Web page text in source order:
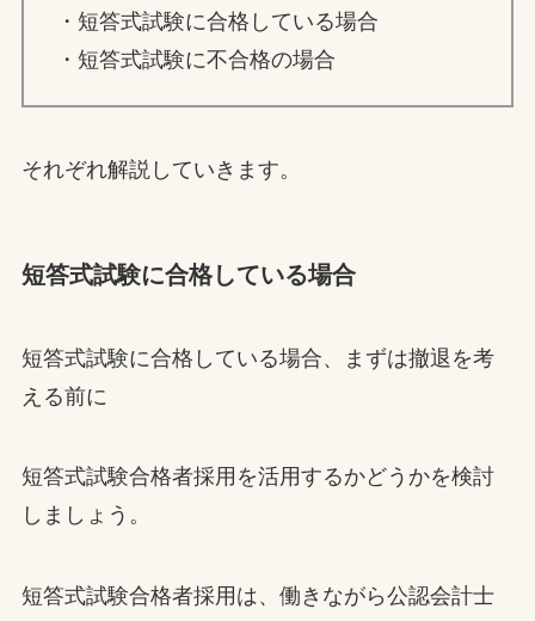
・短答式試験に合格している場合
・短答式試験に不合格の場合
それぞれ解説していきます。
短答式試験に合格している場合
短答式試験に合格している場合、まずは撤退を考
える前に
短答式試験合格者採用を活用するかどうかを検討
しましょう。
短答式試験合格者採用は、働きながら公認会計士